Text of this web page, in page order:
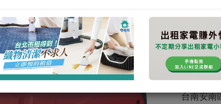
回
台南
E大
台南安南